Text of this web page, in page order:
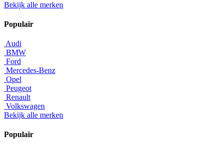
Bekijk alle merken
Populair
Audi
BMW
Ford
Mercedes-Benz
Opel
Peugeot
Renault
Volkswagen
Bekijk alle merken
Populair